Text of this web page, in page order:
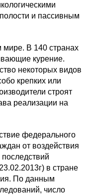
и пассивным
мире. В 140 странах
курение.
некоторых видов
крепких или
строят
реализации на
федерального
от воздействия
в стране
По данным
число